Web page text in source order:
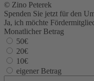
© Zino Peterek
Spenden Sie jetzt für den
Ja, ich möchte
Monatlicher Betrag
50€
20€
10€
eigener Betrag